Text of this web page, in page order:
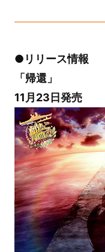
●リリース情報
「帰還」
11月23日発売